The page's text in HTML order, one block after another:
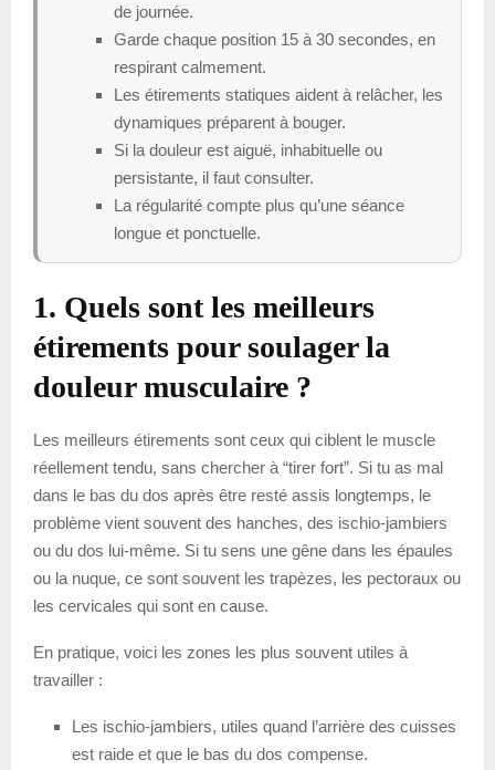
de journée.
Garde chaque position 15 à 30 secondes, en
respirant calmement.
Les étirements statiques aident à relâcher, les
dynamiques préparent à bouger.
Si la douleur est aiguë, inhabituelle ou
persistante, il faut consulter.
La régularité compte plus qu’une séance
longue et ponctuelle.
1. Quels sont les meilleurs
étirements pour soulager la
douleur musculaire ?
Les meilleurs étirements sont ceux qui ciblent le muscle
réellement tendu, sans chercher à “tirer fort”. Si tu as mal
dans le bas du dos après être resté assis longtemps, le
problème vient souvent des hanches, des ischio-jambiers
ou du dos lui-même. Si tu sens une gêne dans les épaules
ou la nuque, ce sont souvent les trapèzes, les pectoraux ou
les cervicales qui sont en cause.
En pratique, voici les zones les plus souvent utiles à
travailler :
Les ischio-jambiers, utiles quand l’arrière des cuisses
est raide et que le bas du dos compense.